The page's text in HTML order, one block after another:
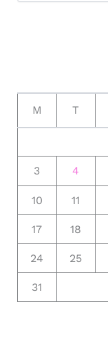
M T
3 4
10 11
17 18
24 25
31